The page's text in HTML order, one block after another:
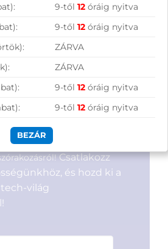
RAM; 256GB háttértár; Apple
iOS 26; Előlapi kamera:
12Mpix
Cikkszám:
Gyártó:Apple
ÁFA:27%
a számodra legjobb
szó munkáról,
Csatlakozz
és hozd ki a
világ
9-től12 óráig nyitva
9-től12 óráig nyitva
ZÁRVA
ZÁRVA
9-től12 óráig nyitva
9-től12 óráig nyitva
BEZÁR